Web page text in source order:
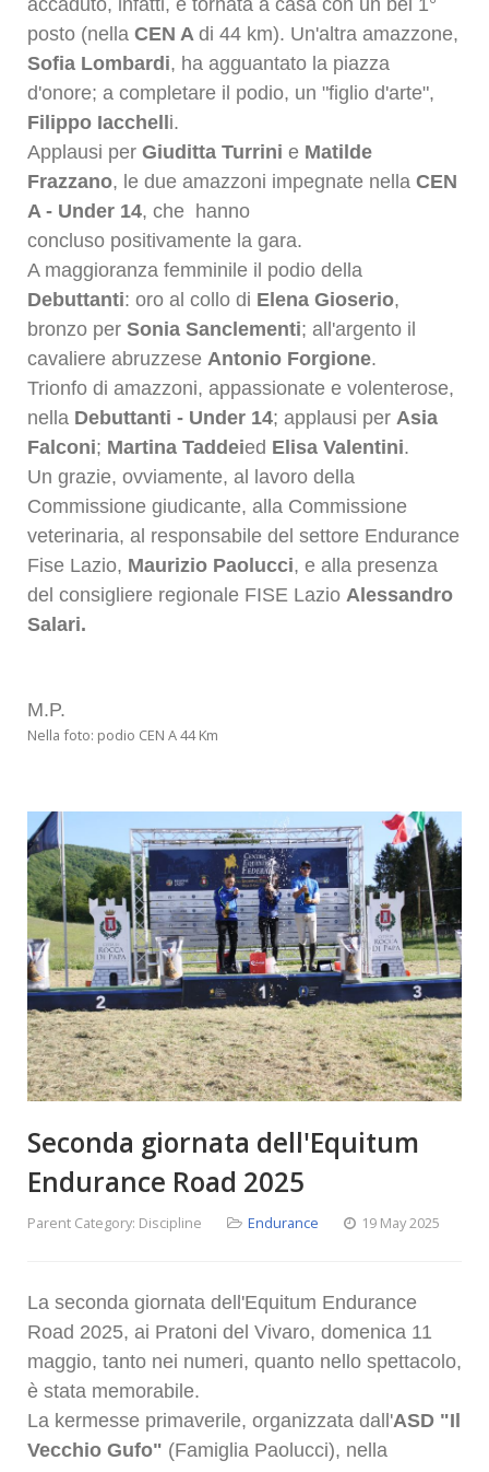
accaduto, infatti, è tornata a casa con un bel 1°
posto (nella CEN A di 44 km). Un'altra amazzone,
Sofia Lombardi, ha agguantato la piazza
d'onore; a completare il podio, un "figlio d'arte",
Filippo Iacchell i.
Applausi per Giuditta Turrini e Matilde
Frazzano, le due amazzoni impegnate nella CEN
A - Under 14, che hanno
concluso positivamente la gara.
A maggioranza femminile il podio della
Debuttanti: oro al collo di Elena Gioserio,
bronzo per Sonia Sanclementi; all'argento il
cavaliere abruzzese Antonio Forgione.
Trionfo di amazzoni, appassionate e volenterose,
nella Debuttanti - Under 14; applausi per Asia
Falconi; Martina Taddeied Elisa Valentini.
Un grazie, ovviamente, al lavoro della
Commissione giudicante, alla Commissione
veterinaria, al responsabile del settore Endurance
Fise Lazio, Maurizio Paolucci, e alla presenza
del consigliere regionale FISE Lazio Alessandro
Salari.
M.P.
Nella foto: podio CEN A 44 Km
Seconda giornata dell'Equitum
Endurance Road 2025
Parent Category: Discipline Endurance 19 May 2025
La seconda giornata dell'Equitum Endurance
Road 2025, ai Pratoni del Vivaro, domenica 11
maggio, tanto nei numeri, quanto nello spettacolo,
è stata memorabile.
La kermesse primaverile, organizzata dall'ASD "Il
Vecchio Gufo" (Famiglia Paolucci), nella